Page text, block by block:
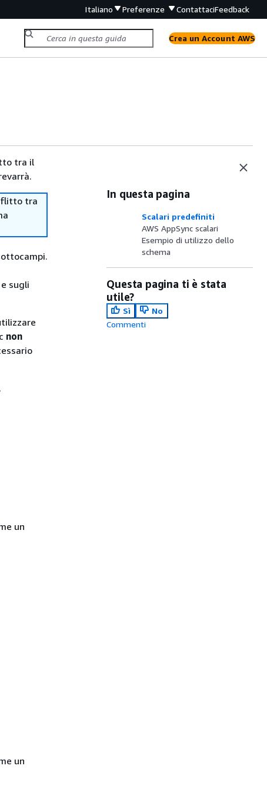
Italiano Preferenze ContattaciFeedback
Crea un Account AWS
tra il
tra
sugli
non
un
un
In questa pagina
Scalari predefiniti
AWS AppSync scalari
Esempio di utilizzo dello
schema
Questa pagina ti è stata
utile?
Sì
No
Commenti